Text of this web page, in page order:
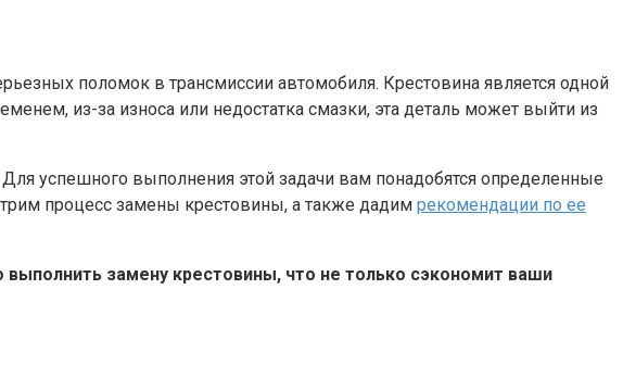
поломок в трансмиссии автомобиля. Крестовина является одной
из-за износа или недостатка смазки, эта деталь может выйти из
успешного выполнения этой задачи вам понадобятся определенные
процесс замены крестовины, а также дадим рекомендации по ее
замену крестовины, что не только сэкономит ваши